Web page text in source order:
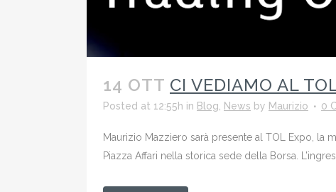
14 OTT CI VEDIAMO AL
Posted at 12:55h in Blog News by Maurizio 0
Maurizio Mazziero sarà presente al TOL Expo, la
Piazza Affari nella storica sede della Borsa.